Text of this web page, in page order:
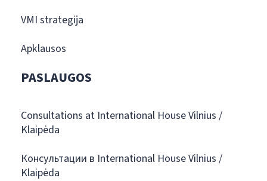
VMI strategija
Apklausos
PASLAUGOS
Consultations at International House Vilnius /
Klaipėda
Консультации в International House Vilnius /
Klaipėda